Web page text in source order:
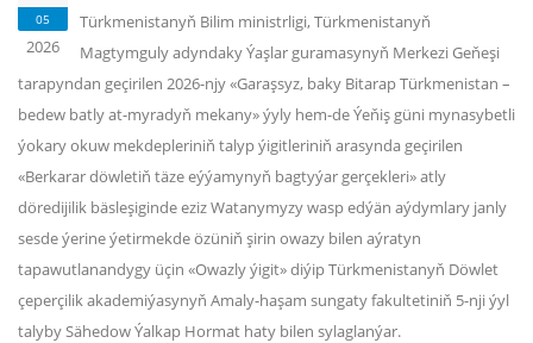
05
2026
Türkmenistanyň Bilim ministrligi, Türkmenistanyň
Magtymguly adyndaky Ýaşlar guramasynyň Merkezi Geňeşi
tarapyndan geçirilen 2026-njy «Garaşsyz, baky Bitarap Türkmenistan –
bedew batly at-myradyň mekany» ýyly hem-de Ýeňiş güni mynasybetli
ýokary okuw mekdepleriniň talyp ýigitleriniň arasynda geçirilen
«Berkarar döwletiň täze eýýamynyň bagtyýar gerçekleri» atly
döredijilik bäsleşiginde eziz Watanymyzy wasp edýän aýdymlary janly
sesde ýerine ýetirmekde özüniň şirin owazy bilen aýratyn
tapawutlanandygy üçin «Owazly ýigit» diýip Türkmenistanyň Döwlet
çeperçilik akademiýasynyň Amaly-haşam sungaty fakultetiniň 5-nji ýyl
talyby Sähedow Ýalkap Hormat haty bilen sylaglanýar.